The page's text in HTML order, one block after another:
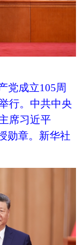
党成立105周
行。中共中央
席习近平
勋章。新华社